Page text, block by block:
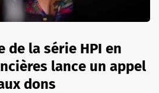
de la série HPI en
lance un appel
dons